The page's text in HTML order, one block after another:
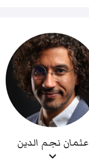
عثمان نجم الدين